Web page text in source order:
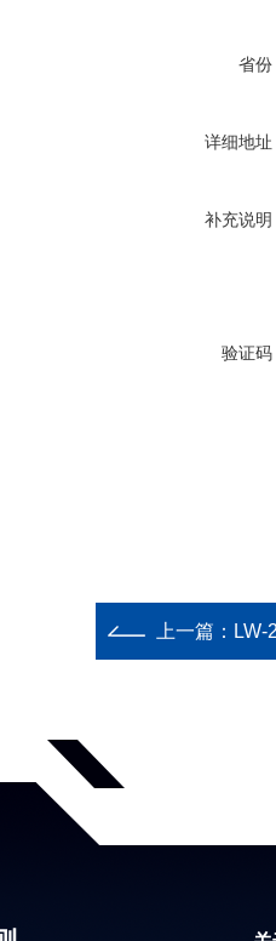
省份
详细地址
补充说明
验证码
上一篇：